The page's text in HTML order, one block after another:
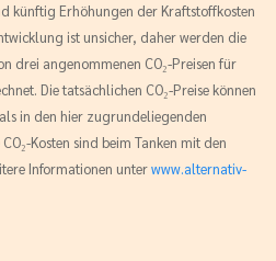
künftig Erhöhungen der Kraftstoffkosten
ist unsicher, daher werden die
drei angenommenen CO₂-Preisen für
Die tatsächlichen CO₂-Preise können
in den hier zugrundeliegenden
Kosten sind beim Tanken mit den
Informationen unterwww.alternativ-